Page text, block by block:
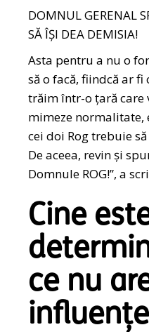
DOMNUL GERENAL
SĂ ÎȘI DEA DEMISIA!
Asta pentru a nu o
să o facă, fiindcă ar fi
trăim într-o țară care
mimeze normalitate,
cei doi Rog trebuie
De aceea, revin și
Domnule ROG!”, a
Cine
ce nu